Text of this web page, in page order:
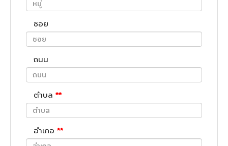
ซอย
ถนน
ตำบล **
อำเภอ **